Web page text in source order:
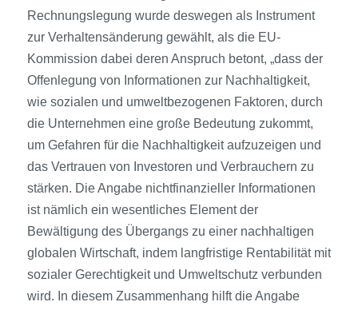
Rechnungslegung wurde deswegen als Instrument
zur Verhaltensänderung gewählt, als die EU-
Kommission dabei deren Anspruch betont, „dass der
Offenlegung von Informationen zur Nachhaltigkeit,
wie sozialen und umweltbezogenen Faktoren, durch
die Unternehmen eine große Bedeutung zukommt,
um Gefahren für die Nachhaltigkeit aufzuzeigen und
das Vertrauen von Investoren und Verbrauchern zu
stärken. Die Angabe nichtfinanzieller Informationen
ist nämlich ein wesentliches Element der
Bewältigung des Übergangs zu einer nachhaltigen
globalen Wirtschaft, indem langfristige Rentabilität mit
sozialer Gerechtigkeit und Umweltschutz verbunden
wird. In diesem Zusammenhang hilft die Angabe